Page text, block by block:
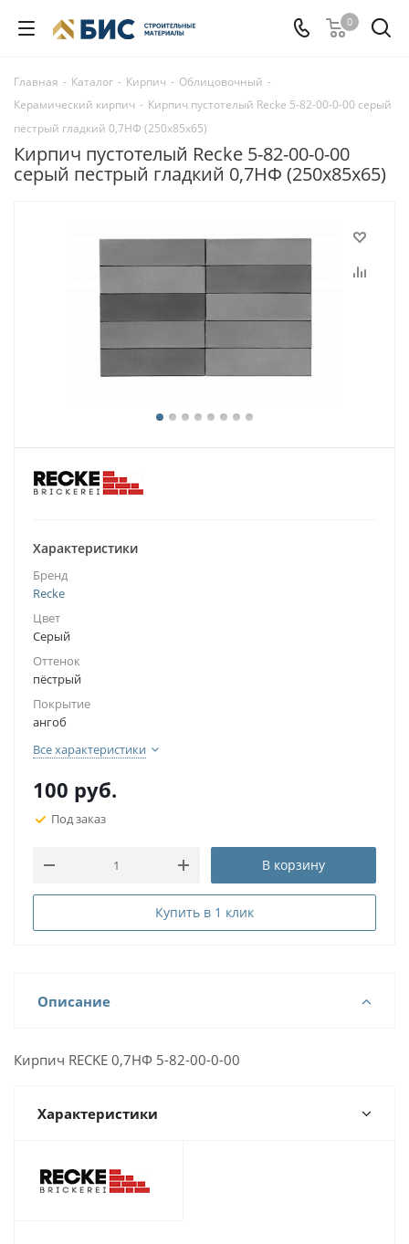
0
Главная - Каталог - Кирпич - Облицовочный -
Керамический кирпич - Кирпич пустотелый Recke 5-82-00-0-00 серый
пестрый гладкий 0,7НФ (250x85x65)
Кирпич пустотелый Recke 5-82-00-0-00
серый пестрый гладкий 0,7НФ (250x85x65)
Характеристики
Бренд
Recke
Цвет
Серый
Оттенок
пёстрый
Покрытие
ангоб
Все характеристики
100 руб.
Под заказ
В корзину
Купить в 1 клик
Описание
Кирпич RECKE 0,7НФ 5-82-00-0-00
Характеристики